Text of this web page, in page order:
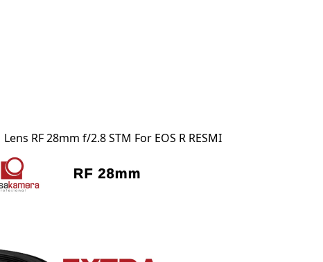
RF 28mm f/2.8 STM For EOS R RESMI